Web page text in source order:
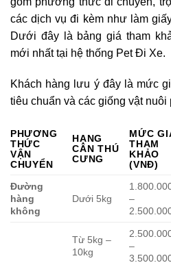
các dịch vụ đi kèm như làm
Dưới đây là bảng giá tham
mới nhất tại hệ thống Pet Đi Xe.
Khách hàng lưu ý đây là mức
tiêu chuẩn và các giống vật nuôi
PHƯƠNG
THỨC
VẬN
CHUYỂN
HẠNG
CÂN THÚ
CƯNG
MỨC
THAM
KHẢO
(VNĐ)
Đường
hàng
không
Dưới 5kg
–
Từ 5kg –
10kg
–